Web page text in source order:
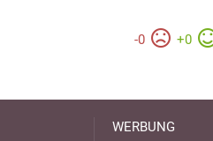
-0 +0
WERBUNG